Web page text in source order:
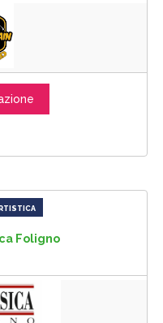
Foligno